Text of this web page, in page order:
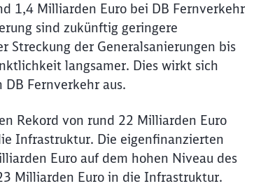
1,4 Milliarden Euro bei DB Fernverkehr
sind zukünftig geringere
Streckung der Generalsanierungen bis
langsamer. Dies wirkt sich
Fernverkehr aus.
Rekord von rund 22 Milliarden Euro
Infrastruktur. Die eigenfinanzierten
Euro auf dem hohen Niveau des
Milliarden Euro in die Infrastruktur.